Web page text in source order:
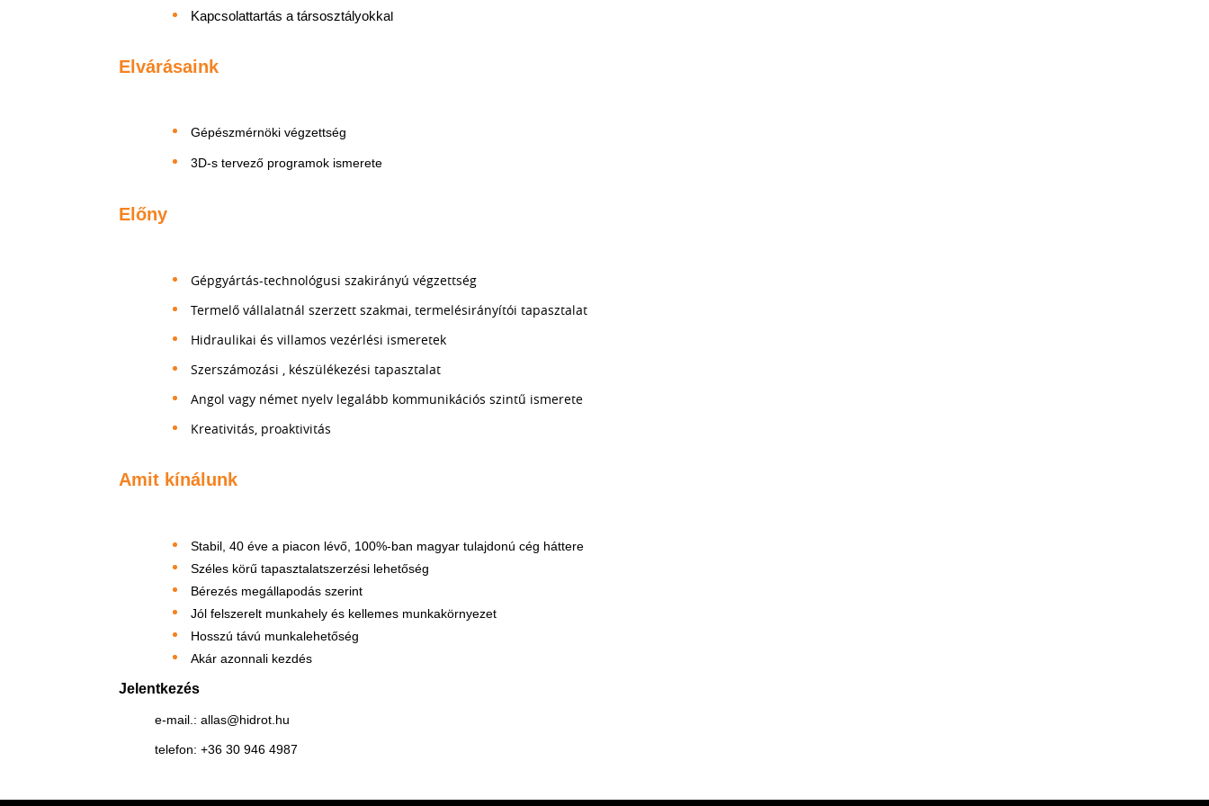
Kapcsolattartás a társosztályokkal
Elvárásaink
Gépészmérnöki végzettség
3D-s tervező programok ismerete
Előny
Gépgyártás-technológusi szakirányú végzettség
Termelő vállalatnál szerzett szakmai, termelésirányítói tapasztalat
Hidraulikai és villamos vezérlési ismeretek
Szerszámozási , készülékezési tapasztalat
Angol vagy német nyelv legalább kommunikációs szintű ismerete
Kreativitás, proaktivitás
Amit kínálunk
Stabil, 40 éve a piacon lévő, 100%-ban magyar tulajdonú cég háttere
Széles körű tapasztalatszerzési lehetőség
Bérezés megállapodás szerint
Jól felszerelt munkahely és kellemes munkakörnyezet
Hosszú távú munkalehetőség
Akár azonnali kezdés
Jelentkezés
e-mail.: allas@hidrot.hu
telefon: +36 30 946 4987